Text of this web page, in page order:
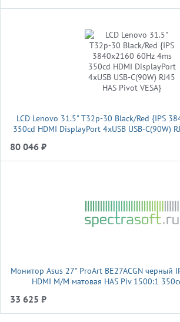
LCD Lenovo 31.5" T32p-30 Black/Red {IPS
350cd HDMI DisplayPort 4xUSB USB-C(90W)
80 046 ₽
Монитор Asus 27" ProArt BE27ACGN черный
HDMI M/M матовая HAS Piv 1500:1
33 625 ₽